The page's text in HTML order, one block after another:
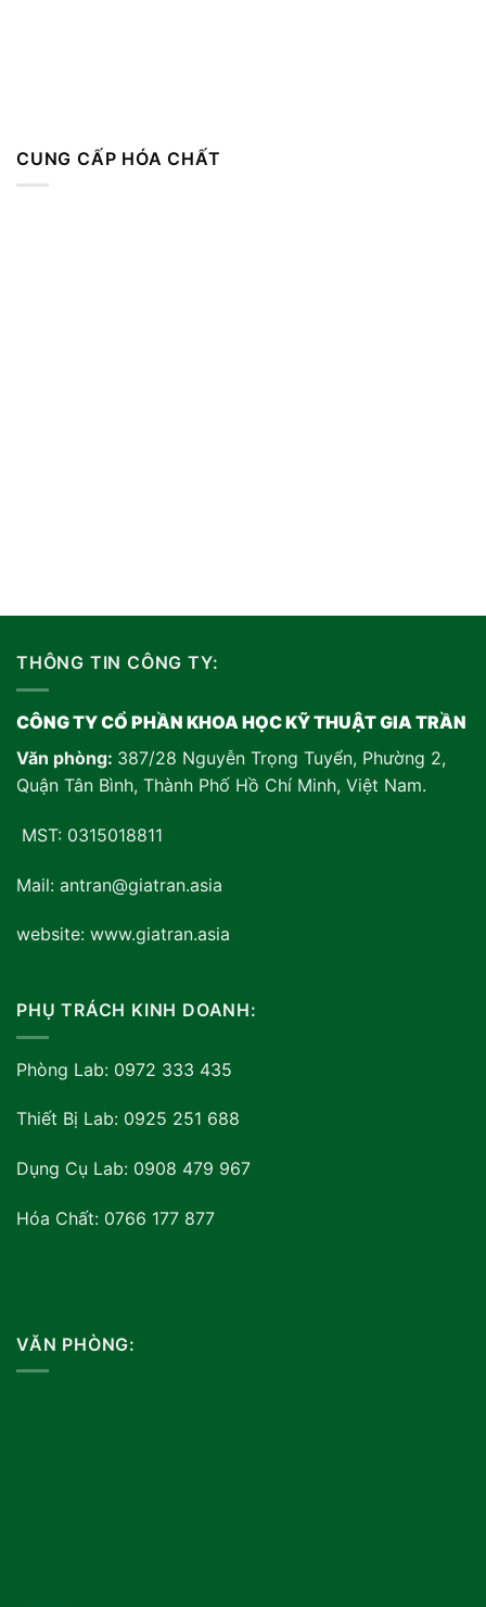
CUNG CẤP HÓA CHẤT
THÔNG TIN CÔNG TY:
CÔNG TY CỔ PHẦN KHOA HỌC KỸ THUẬT GIA TRẦN
Văn phòng: 387/28 Nguyễn Trọng Tuyển, Phường 2,
Quận Tân Bình, Thành Phố Hồ Chí Minh, Việt Nam.
MST: 0315018811
Mail: antran@giatran.asia
website: www.giatran.asia
PHỤ TRÁCH KINH DOANH:
Phòng Lab: 0972 333 435
Thiết Bị Lab: 0925 251 688
Dụng Cụ Lab: 0908 479 967
Hóa Chất: 0766 177 877
VĂN PHÒNG: